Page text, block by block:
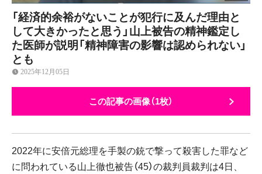
「経済的余裕がないことが犯行に及んだ理由と
して大きかったと思う」山上被告の精神鑑定し
た医師が説明「精神障害の影響は認められない」
とも
2025年12月05日
この記事の画像（1枚）
2022年に安倍元総理を手製の銃で撃って殺害した罪など
に問われている山上徹也被告（45）の裁判員裁判は4日、